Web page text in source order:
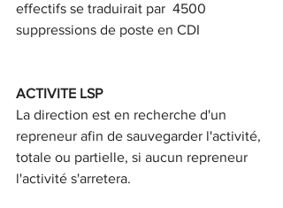
effectifs se traduirait par  4500
suppressions de poste en CDI
ACTIVITE LSP
La direction est en recherche d'un
repreneur afin de sauvegarder l'activité,
totale ou partielle, si aucun repreneur
l'activité s'arretera.